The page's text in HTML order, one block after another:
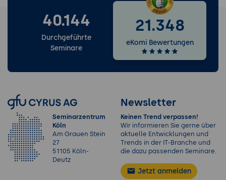
40.144
Durchgeführte
Seminare
21.348
eKomi Bewertungen
Seminarzentrum
Köln
Am Grauen Stein
27
51105 Köln-
Deutz
Newsletter
Keinen Trend verpassen!
Wir informieren Sie gerne über
aktuelle Entwicklungen und
Trends in der IT-Branche und
die dazu passenden Seminare.
Jetzt anmelden